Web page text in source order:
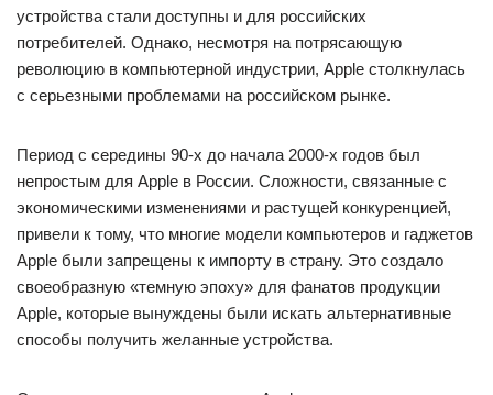
устройства стали доступны и для российских
потребителей. Однако, несмотря на потрясающую
революцию в компьютерной индустрии, Apple столкнулась
с серьезными проблемами на российском рынке.
Период с середины 90-х до начала 2000-х годов был
непростым для Apple в России. Сложности, связанные с
экономическими изменениями и растущей конкуренцией,
привели к тому, что многие модели компьютеров и гаджетов
Apple были запрещены к импорту в страну. Это создало
своеобразную «темную эпоху» для фанатов продукции
Apple, которые вынуждены были искать альтернативные
способы получить желанные устройства.